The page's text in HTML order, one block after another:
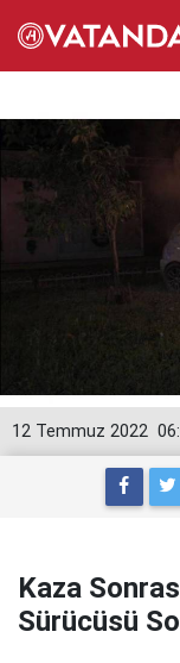
12 Temmuz 2022
Kaza
Sürücüsü